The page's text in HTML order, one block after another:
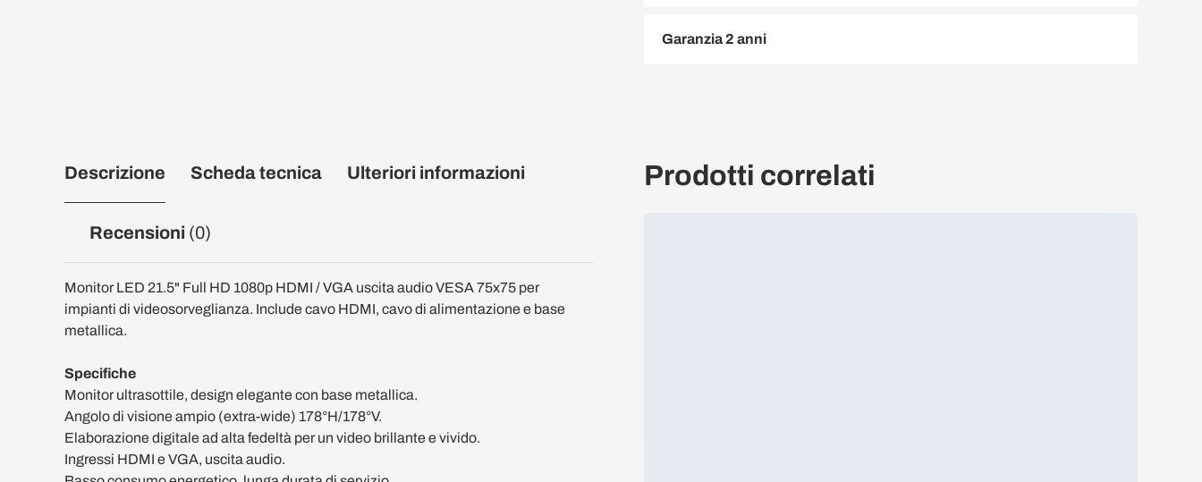
Garanzia 2 anni
Descrizione
Monitor LED 21.5" Full HD 1080p HDMI / VGA uscita audio VESA 75x75 per
impianti di videosorveglianza. Include cavo HDMI, cavo di alimentazione e base
metallica.
Specifiche
Monitor ultrasottile, design elegante con base metallica.
Angolo di visione ampio (extra-wide) 178°H/178°V.
Elaborazione digitale ad alta fedeltà per un video brillante e vivido.
Ingressi HDMI e VGA, uscita audio.
Scheda tecnica Ulteriori informazioni
Recensioni (0)
Prodotti correlati